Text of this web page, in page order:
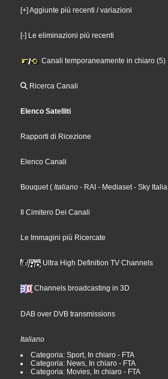
[+] Aggiunte più recenti / variazioni
[-] Le eliminazioni più recenti
Canali temporaneamente in chiaro (5)
Ricerca Canali
Elenco Satelliti
Rapporti di Ricezione
Elenco Canali
Bouquet( Italiano - RAI - Mediaset- Sky Italia
Il Cimitero Dei Canali
Le Immagini più Ricercate
Ultra High Definition TV Channels
Channels broadcasting in 3D
DAB over DVB transmissions
Italiano
Categoria: Sport, In chiaro - FTA
Categoria: News, In chiaro - FTA
Categoria: Movies, In chiaro - FTA